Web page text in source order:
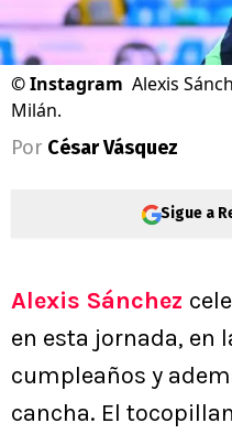
©Instagram Alexis
Milán.
Por César Vásquez
Sigue a
Alexis Sánchez
en esta jornada, en
cumpleaños y
cancha. El